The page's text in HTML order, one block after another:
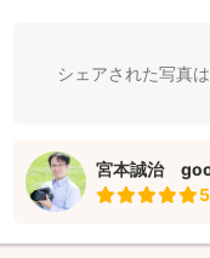
ました。また、カメラ
きましたが、普段の自
ただけて良い記念にな
笑顔からぐずった顔も準
シェアされた写真
宮本誠治
5